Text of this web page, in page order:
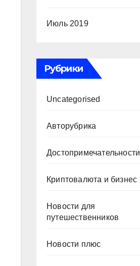
Июль 2019
Рубрики
Uncategorised
Авторубрика
Достопримечательности
Криптовалюта и бизнес
Новости для
путешественников
Новости плюс